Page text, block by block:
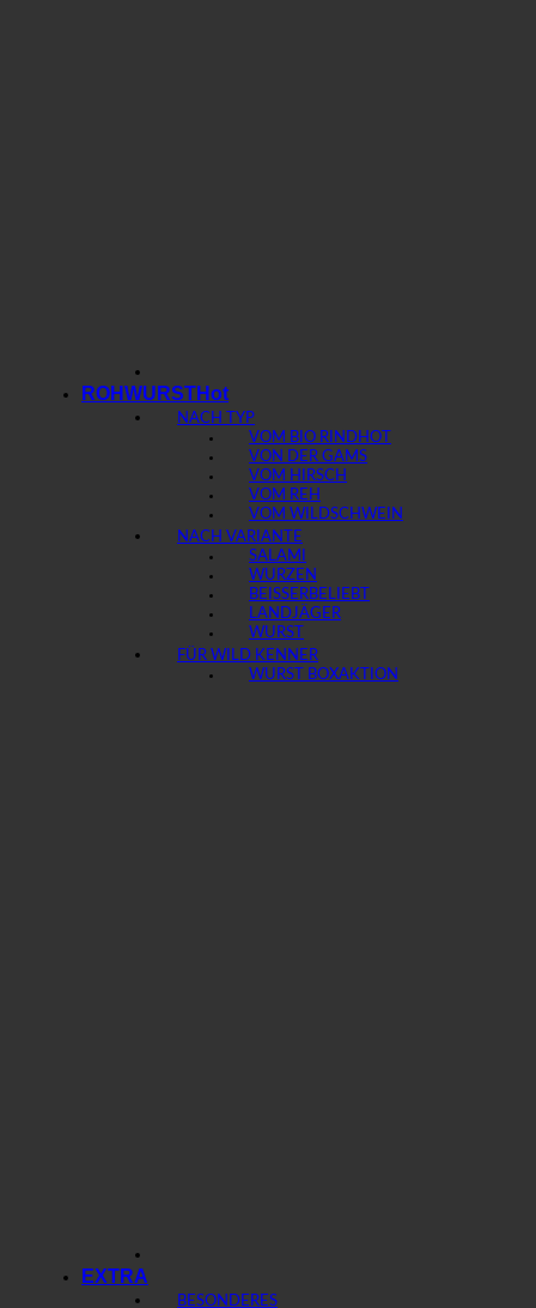
ROHWURST
NACH TYP
VOM BIO RIND
VON DER GAMS
VOM HIRSCH
VOM REH
VOM WILDSCHWEIN
NACH VARIANTE
SALAMI
WURZEN
BEISSER
LANDJÄGER
WURST
FÜR WILD KENNER
WURST BOX
EXTRA
BESONDERES